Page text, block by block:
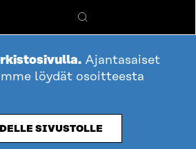
Hae
Ajantasaiset
löydät osoitteesta
SIVUSTOLLE